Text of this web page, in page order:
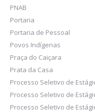
PNAB
Portaria
Portaria de Pessoal
Povos Indígenas
Praça do Caiçara
Prata da Casa
Processo Seletivo de
Processo Seletivo de
Processo Seletivo de